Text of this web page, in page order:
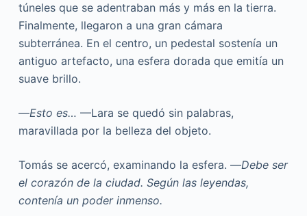
túneles que se adentraban más y más en la tierra.
Finalmente, llegaron a una gran cámara
subterránea. En el centro, un pedestal sostenía un
antiguo artefacto, una esfera dorada que emitía un
suave brillo.
—Esto es… —Lara se quedó sin palabras,
maravillada por la belleza del objeto.
Tomás se acercó, examinando la esfera. —Debe ser
el corazón de la ciudad. Según las leyendas,
contenía un poder inmenso.